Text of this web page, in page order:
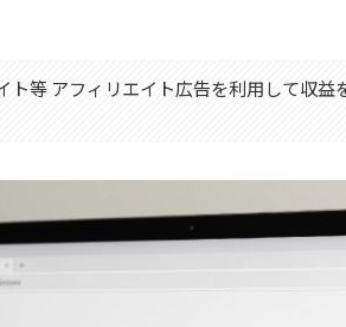
等 アフィリエイト広告を利用して収益